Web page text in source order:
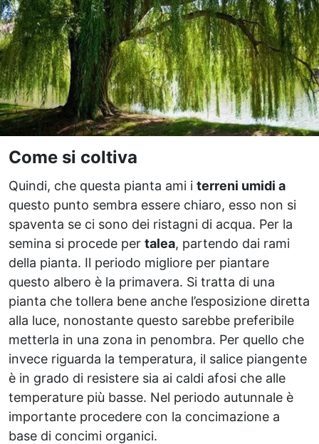
Come si coltiva
Quindi, che questa pianta ami i terreni umidi a
questo punto sembra essere chiaro, esso non si
spaventa se ci sono dei ristagni di acqua. Per la
semina si procede per talea, partendo dai rami
della pianta. Il periodo migliore per piantare
questo albero è la primavera. Si tratta di una
pianta che tollera bene anche l’esposizione diretta
alla luce, nonostante questo sarebbe preferibile
metterla in una zona in penombra. Per quello che
invece riguarda la temperatura, il salice piangente
è in grado di resistere sia ai caldi afosi che alle
temperature più basse. Nel periodo autunnale è
importante procedere con la concimazione a
base di concimi organici.